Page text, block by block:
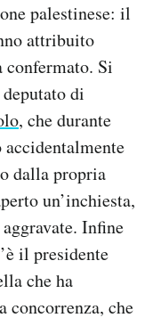
palestinese: il
attribuito
confermato. Si
di
, che durante
accidentalmente
dalla propria
un’inchiesta,
Infine
il presidente
che ha
concorrenza, che